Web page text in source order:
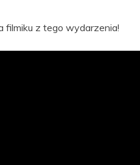
filmiku z tego wydarzenia!